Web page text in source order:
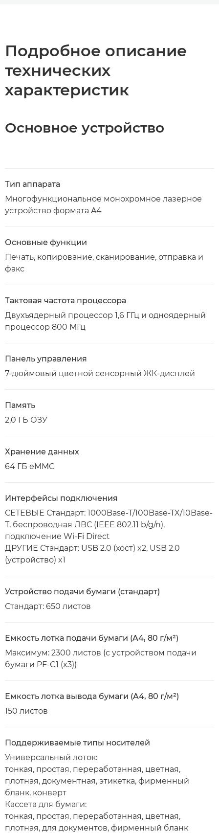
Подробное описание
технических
характеристик
Основное устройство
Тип аппарата
Многофункциональное монохромное лазерное
устройство формата A4
Основные функции
Печать, копирование, сканирование, отправка и
факс
Тактовая частота процессора
Двухъядерный процессор 1,6 ГГц и одноядерный
процессор 800 МГц
Панель управления
7-дюймовый цветной сенсорный ЖК-дисплей
Память
2,0 ГБ ОЗУ
Хранение данных
64 ГБ eMMC
Интерфейсы подключения
СЕТЕВЫЕ Стандарт: 1000Base-T/100Base-TX/10Base-
T, беспроводная ЛВС (IEEE 802.11 b/g/n),
подключение Wi-Fi Direct
ДРУГИЕ Стандарт: USB 2.0 (хост) x2, USB 2.0
(устройство) x1
Устройство подачи бумаги (стандарт)
Стандарт: 650 листов
Емкость лотка подачи бумаги (A4, 80 г/м²)
Максимум: 2300 листов (с устройством подачи
бумаги PF-C1 (x3))
Емкость лотка вывода бумаги (A4, 80 г/м²)
150 листов
Поддерживаемые типы носителей
Универсальный лоток:
тонкая, простая, переработанная, цветная,
плотная, документная, этикетка, фирменный
бланк, конверт
Кассета для бумаги:
тонкая, простая, переработанная, цветная,
плотная, для документов, фирменный бланк